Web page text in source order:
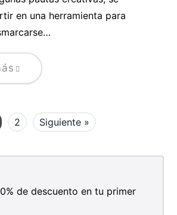
en una herramienta para
2 Siguiente »
de descuento en tu primer